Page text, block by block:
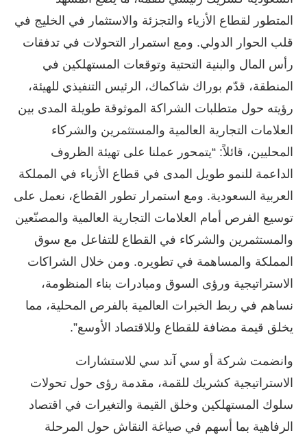
المتطور لقطاع الأزياء والتجزئة والاستثمار في الخليج في
قلب الحوار الدولي. ومع استمرار التحولات في تدفقات
رأس المال والبنية التحتية وتوقعات المستهلكين في
المنطقة، قدّم بوراك شاكماك، الرئيس التنفيذي للهيئة،
رؤيته حول متطلبات الشراكة الموثوقة طويلة المدى بين
العلامات التجارية العالمية والمستثمرين والشركاء
المحليين، قائلاً: “يتمحور عملنا على تهيئة الظروف
الداعمة للنمو طويل المدى في قطاع الأزياء في المملكة
العربية السعودية. ومع استمرار تطور القطاع، نعمل على
توسيع الفرص أمام العلامات التجارية العالمية والمصنّعين
والمستثمرين والشركاء في القطاع للتفاعل مع سوق
المملكة والمساهمة في تطويره. ومن خلال الشراكات
الاستراتيجية ورؤى السوق ومبادرات بناء المنظومة،
نساهم في ربط الخبرات العالمية بالفرص المحلية، مما
يخلق قيمة مضافة للقطاع وللاقتصاد الأوسع”.
وانضمت شركة أو سي آند سي للاستشارات
الاستراتيجية كشريك للقمة، مقدمة رؤى حول تحولات
سلوك المستهلكين وخلق القيمة والتغيرات في اقتصاد
الرفاهية بما أسهم في صياغة النقاش حول المرحلة